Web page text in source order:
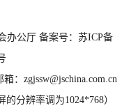
办公厅 备案号：苏ICP备
：zgjssw@jschina.com.cn
分辨率调为1024*768）